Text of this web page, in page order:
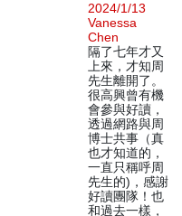
2024/1/13
Vanessa
Chen
隔了七年才又
上來，才知周
先生離開了。
很高興曾有機
會參與好讀，
透過網路與周
博士共事（真
也才知道的，
一直只稱呼周
先生的)，感謝
好讀團隊！也
和過去一樣，